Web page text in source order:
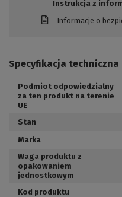
Instrukcja z
Informacje o
Specyfikacja techniczna
Podmiot odpowiedzialny
za ten produkt na terenie
UE
Stan
Marka
Waga produktu z
opakowaniem
jednostkowym
Kod produktu